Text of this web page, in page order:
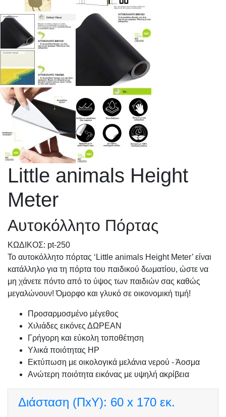
Little animals Height
Meter
Αυτοκόλλητο Πόρτας
KΩΔΙΚΟΣ: pt-250
Το αυτοκόλλητο πόρτας ‘Little animals Height Meter’ είναι
κατάλληλο για τη πόρτα του παιδικού δωματίου, ώστε να
μη χάνετε πόντο από το ύψος των παιδιών σας καθώς
μεγαλώνουν! Όμορφο και γλυκό σε οικονομική τιμή!
Προσαρμοσμένo μέγεθος
Χιλιάδες εικόνες ΔΩΡΕΑΝ
Γρήγορη και εύκολη τοποθέτηση
Υλικά ποιότητας HP
Εκτύπωση με οικολογικά μελάνια νερού - Άοσμα
Ανώτερη ποιότητα εικόνας με υψηλή ακρίβεια
Διάσταση (ΠxΥ): 60 x 170 εκ.